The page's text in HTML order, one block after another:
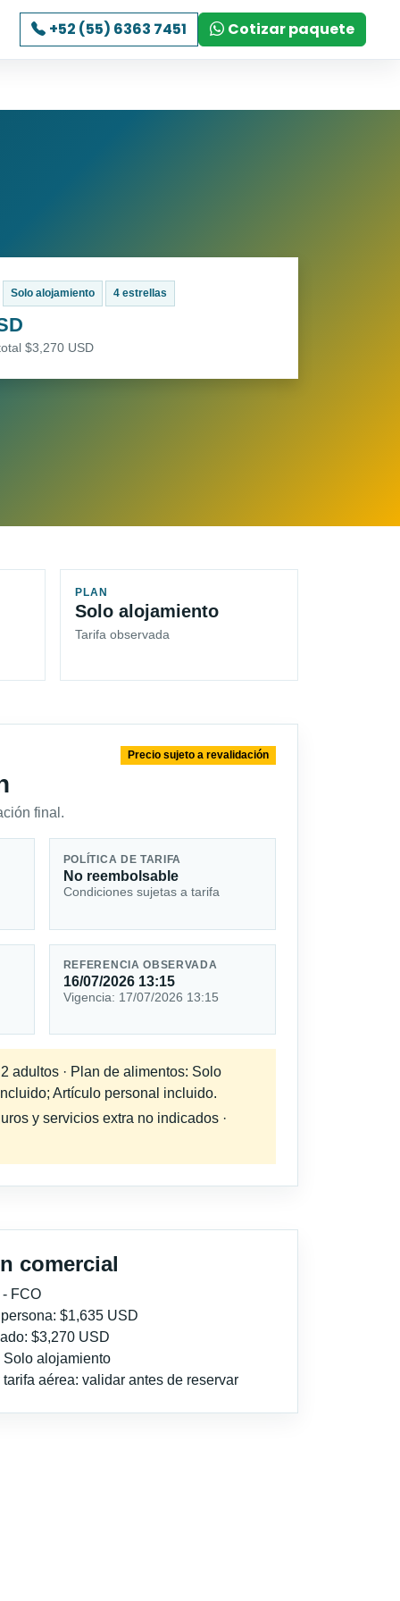
+52 (55) 6363 7451 Cotizar paquete
Solo alojamiento 4 estrellas
$3,270 USD
PLAN
Solo alojamiento
Tarifa observada
final.
Precio sujeto a revalidación
POLÍTICA DE TARIFA
No reembolsable
Condiciones sujetas a tarifa
REFERENCIA OBSERVADA
16/07/2026 13:15
Vigencia: 17/07/2026 13:15
adultos · Plan de alimentos: Solo
Artículo personal incluido.
y servicios extra no indicados ·
comercial
- FCO
$1,635 USD
$3,270 USD
Solo alojamiento
aérea: validar antes de reservar